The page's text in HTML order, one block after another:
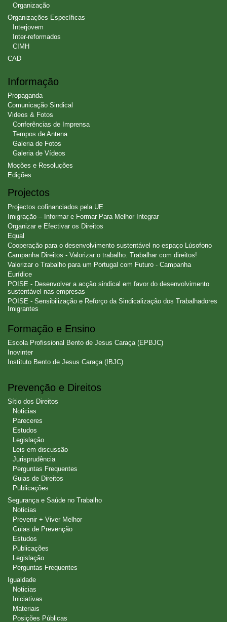
Organização
Organizações Específicas
Interjovem
Inter-reformados
CIMH
CAD
Informação
Propaganda
Comunicação Sindical
Videos & Fotos
Conferências de Imprensa
Tempos de Antena
Galeria de Fotos
Galeria de Vídeos
Moções e Resoluções
Edições
Projectos
Projectos cofinanciados pela UE
Imigração – Informar e Formar Para Melhor Integrar
Organizar e Efectivar os Direitos
Equal
Cooperação para o desenvolvimento sustentável no espaço Lúsofono
Campanha Direitos - Valorizar o trabalho. Trabalhar com direitos!
Valorizar o Trabalho para um Portugal com Futuro - Campanha
Eurídice
POISE - Desenvolver a acção sindical em favor do desenvolvimento
sustentável nas empresas
POISE - Sensibilização e Reforço da Sindicalização dos Trabalhadores
Imigrantes
Formação e Ensino
Escola Profissional Bento de Jesus Caraça (EPBJC)
Inovinter
Instituto Bento de Jesus Caraça (IBJC)
Prevenção e Direitos
Sítio dos Direitos
Noticias
Pareceres
Estudos
Legislação
Leis em discussão
Jurisprudência
Perguntas Frequentes
Guias de Direitos
Publicações
Segurança e Saúde no Trabalho
Noticias
Prevenir + Viver Melhor
Guias de Prevenção
Estudos
Publicações
Legislação
Perguntas Frequentes
Igualdade
Noticias
Iniciativas
Materiais
Posições Públicas